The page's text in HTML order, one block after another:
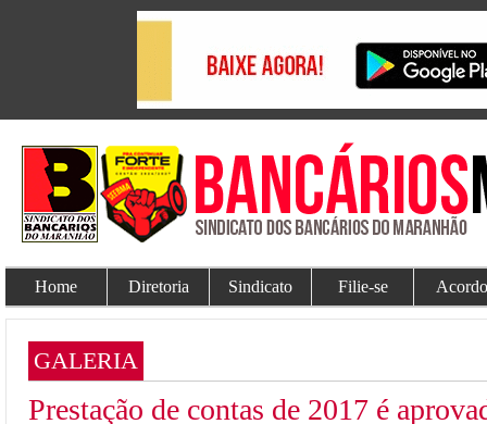
Home Diretoria Sindicato Filie-se
GALERIA
Prestação de contas de 2017 é